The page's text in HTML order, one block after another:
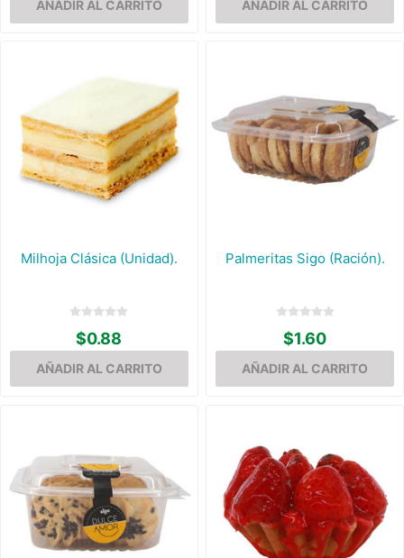
Milhoja Clásica (Unidad).
$0.88
Palmeritas Sigo (Ración).
$1.60